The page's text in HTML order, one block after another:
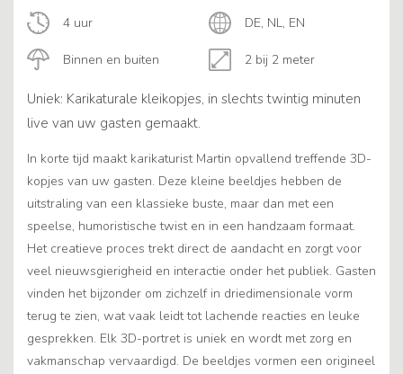
Binnen en buiten
4 uur
2 bij 2 meter
DE, NL, EN
Uniek: Karikaturale kleikopjes, in slechts twintig minuten
live van uw gasten gemaakt.
In korte tijd maakt karikaturist Martin opvallend treffende 3D-
kopjes van uw gasten. Deze kleine beeldjes hebben de
uitstraling van een klassieke buste, maar dan met een
speelse, humoristische twist en in een handzaam formaat.
Het creatieve proces trekt direct de aandacht en zorgt voor
veel nieuwsgierigheid en interactie onder het publiek. Gasten
vinden het bijzonder om zichzelf in driedimensionale vorm
terug te zien, wat vaak leidt tot lachende reacties en leuke
gesprekken. Elk 3D-portret is uniek en wordt met zorg en
vakmanschap vervaardigd. De beeldjes vormen een origineel